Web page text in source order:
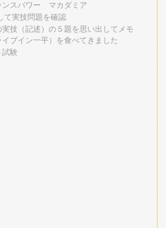
ンスパワー マカダミア
て実技問題を確認
技（記述）の５題を思い出してメモ
ブイン一平）を食べてきました
試験